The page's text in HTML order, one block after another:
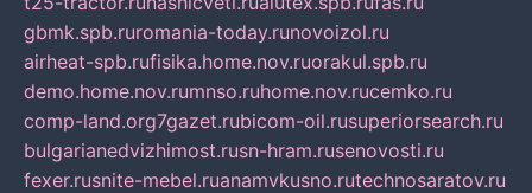
gbmk.spb.ruromania-today.runovoizol.ru
airheat-spb.rufisika.home.nov.ruorakul.spb.ru
demo.home.nov.rumnso.ruhome.nov.rucemko.ru
comp-land.org7gazet.rubicom-oil.rusuperiorsearch.ru
bulgarianedvizhimost.rusn-hram.rusenovosti.ru
fexer.rusnite-mebel.ruanamvkusno.rutechnosaratov.ru